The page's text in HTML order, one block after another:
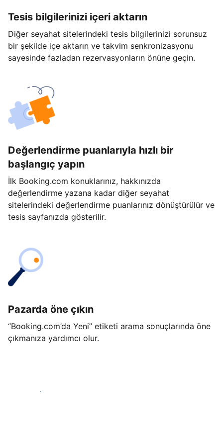
Tesis bilgilerinizi içeri aktarın
Diğer seyahat sitelerindeki tesis bilgilerinizi sorunsuz
bir şekilde içe aktarın ve takvim senkronizasyonu
sayesinde fazladan rezervasyonların önüne geçin.
Değerlendirme puanlarıyla hızlı bir
başlangıç yapın
İlk Booking.com konuklarınız, hakkınızda
değerlendirme yazana kadar diğer seyahat
sitelerindeki değerlendirme puanlarınız dönüştürülür ve
tesis sayfanızda gösterilir.
Pazarda öne çıkın
“Booking.com’da Yeni” etiketi arama sonuçlarında öne
çıkmanıza yardımcı olur.
Hemen başla